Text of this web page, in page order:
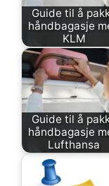
Guide til å
håndbagasje
KLM
Guide til å
håndbagasje
Lufthansa